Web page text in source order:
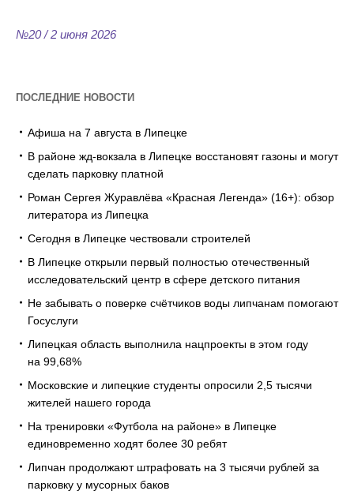
№20 / 2 июня 2026
ПОСЛЕДНИЕ НОВОСТИ
Афиша на 7 августа в Липецке
В районе жд-вокзала в Липецке восстановят газоны и могут
сделать парковку платной
Роман Сергея Журавлёва «Красная Легенда» (16+): обзор
литератора из Липецка
Сегодня в Липецке чествовали строителей
В Липецке открыли первый полностью отечественный
исследовательский центр в сфере детского питания
Не забывать о поверке счётчиков воды липчанам помогают
Госуслуги
Липецкая область выполнила нацпроекты в этом году
на 99,68%
Московские и липецкие студенты опросили 2,5 тысячи
жителей нашего города
На тренировки «Футбола на районе» в Липецке
единовременно ходят более 30 ребят
Липчан продолжают штрафовать на 3 тысячи рублей за
парковку у мусорных баков